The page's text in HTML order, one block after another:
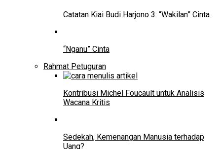
Catatan Kiai Budi Harjono 3: “Wakilan” Cinta
“Nganu” Cinta
Rahmat Petuguran
Kontribusi Michel Foucault untuk Analisis
Wacana Kritis
Sedekah, Kemenangan Manusia terhadap
Uang?